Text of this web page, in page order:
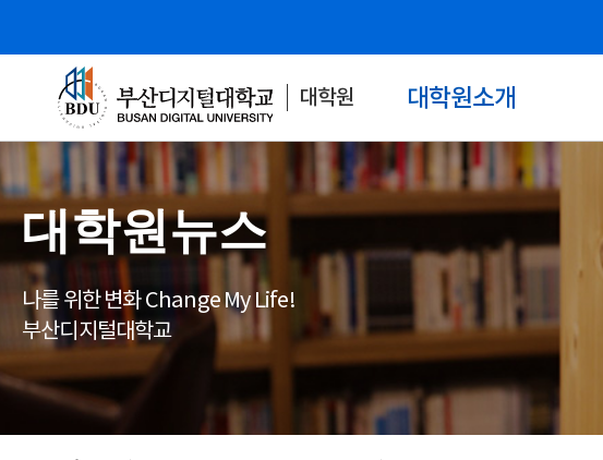
대학원 대학원소개
대학원뉴스
나를 위한 변화 Change My Life!
부산디지털대학교